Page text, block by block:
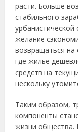
расти. Больше
стабильного
желание
возвращаться на
где жильё
средств на
нескольку
Таким образом,
компоненты
жизни общества.